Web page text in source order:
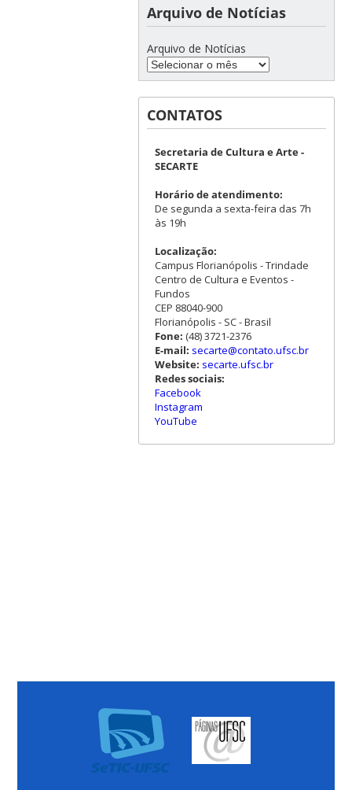
Arquivo de Notícias
Arquivo de Notícias
CONTATOS
Secretaria de Cultura e Arte -
SECARTE
Horário de atendimento:
De segunda a sexta-feira das 7h
às 19h
Localização:
Campus Florianópolis - Trindade
Centro de Cultura e Eventos -
Fundos
CEP 88040-900
Florianópolis - SC - Brasil
Fone: (48) 3721-2376
E-mail: secarte@contato.ufsc.br
Website: secarte.ufsc.br
Redes sociais:
Facebook
Instagram
YouTube